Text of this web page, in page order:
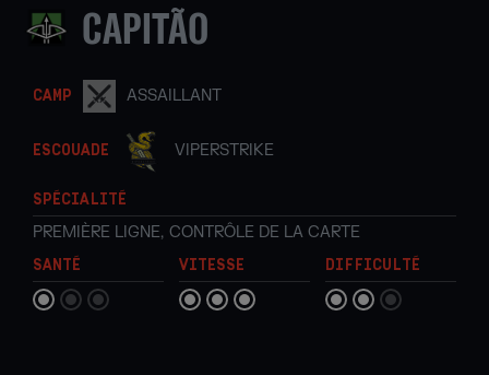
CAPITÃO
CAMP ASSAILLANT
ESCOUADE VIPERSTRIKE
SPÉCIALITÉ
PREMIÈRE LIGNE, CONTRÔLE DE LA CARTE
SANTÉ VITESSE DIFFICULTÉ